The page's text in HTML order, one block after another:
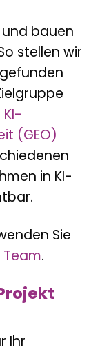
und bauen
stellen wir
KI-
(GEO)
in KI-
Sie
.
Ihr